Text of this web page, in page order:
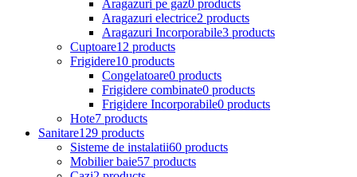
Aragazuri pe gaz0 products
Aragazuri electrice2 products
Aragazuri Incorporabile3 products
Cuptoare12 products
Frigidere10 products
Congelatoare0 products
Frigidere combinate0 products
Frigidere Incorporabile0 products
Hote7 products
Sanitare129 products
Sisteme de instalatii60 products
Mobilier baie57 products